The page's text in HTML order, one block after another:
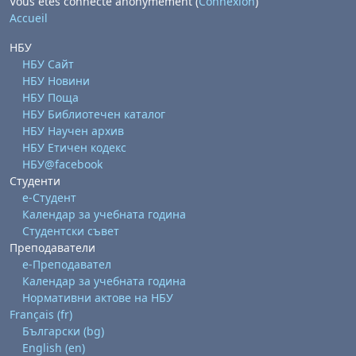
Accueil
НБУ
НБУ Сайт
НБУ Новини
НБУ Поща
НБУ Библиотечен каталог
НБУ Научен архив
НБУ Етичен кодекс
НБУ@facebook
Студенти
е-Студент
Календар за учебната година
Студентски съвет
Преподаватели
е-Преподавател
Календар за учебната година
Нормативни актове на НБУ
Français ‎(fr)‎
Български ‎(bg)‎
English ‎(en)‎